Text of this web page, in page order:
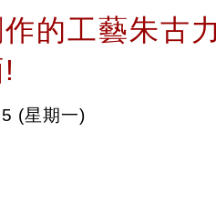
的工藝朱古
(星期一)